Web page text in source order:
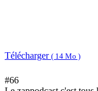
Télécharger ( 14 Mo )
#66